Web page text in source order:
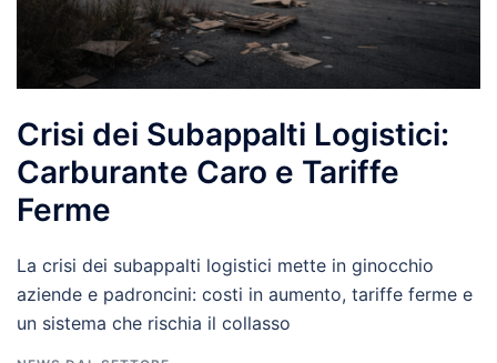
Crisi dei Subappalti Logistici:
Carburante Caro e Tariffe
Ferme
La crisi dei subappalti logistici mette in ginocchio
aziende e padroncini: costi in aumento, tariffe ferme e
un sistema che rischia il collasso